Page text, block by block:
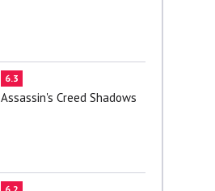
6.3
Assassin's Creed Shadows